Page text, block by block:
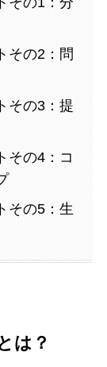
その2：問
その3：提
その4：コ
その5：生
は？